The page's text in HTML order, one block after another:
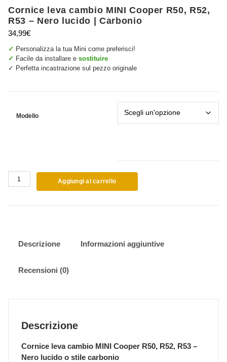
Cornice leva cambio MINI Cooper R50, R52,
R53 – Nero lucido | Carbonio
34,99€
✓ Personalizza la tua Mini come preferisci!
✓ Facile da installare e sostituire
✓ Perfetta incastrazione sul pezzo originale
Modello
Cornice
leva
R52,
quantità
Aggiungi al carrello
Descrizione Informazioni aggiuntive
Recensioni (0)
Descrizione
Cornice leva cambio MINI Cooper R50, R52, R53 –
Nero lucido o stile carbonio